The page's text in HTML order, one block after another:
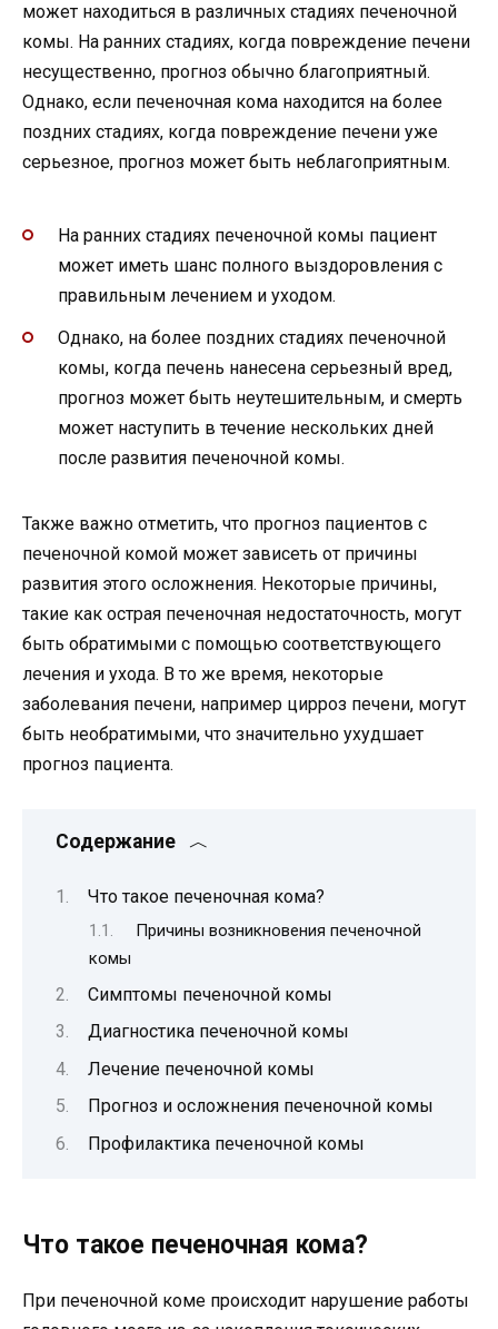
может находиться в различных стадиях печеночной
комы. На ранних стадиях, когда повреждение печени
несущественно, прогноз обычно благоприятный.
Однако, если печеночная кома находится на более
поздних стадиях, когда повреждение печени уже
серьезное, прогноз может быть неблагоприятным.
На ранних стадиях печеночной комы пациент
может иметь шанс полного выздоровления с
правильным лечением и уходом.
Однако, на более поздних стадиях печеночной
комы, когда печень нанесена серьезный вред,
прогноз может быть неутешительным, и смерть
может наступить в течение нескольких дней
после развития печеночной комы.
Также важно отметить, что прогноз пациентов с
печеночной комой может зависеть от причины
развития этого осложнения. Некоторые причины,
такие как острая печеночная недостаточность, могут
быть обратимыми с помощью соответствующего
лечения и ухода. В то же время, некоторые
заболевания печени, например цирроз печени, могут
быть необратимыми, что значительно ухудшает
прогноз пациента.
Содержание
Что такое печеночная кома?
Причины возникновения печеночной
комы
Симптомы печеночной комы
Диагностика печеночной комы
Лечение печеночной комы
Прогноз и осложнения печеночной комы
Профилактика печеночной комы
Что такое печеночная кома?
При печеночной коме происходит нарушение работы